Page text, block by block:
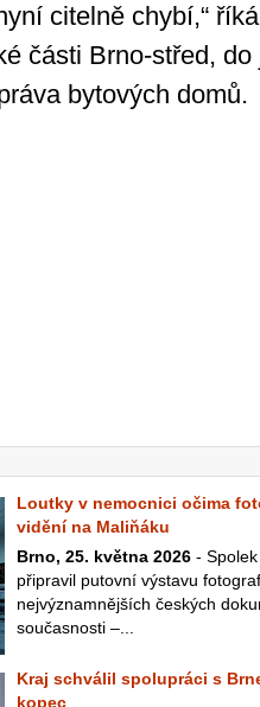
citelně chybí,“
části Brno-střed,
bytových domů.
Loutky v nemocnici očima
vidění na Maliňáku
Brno, 25. května 2026 -
připravil putovní výstavu
nejvýznamnějších českých
současnosti –...
Kraj schválil spolupráci s
kopec